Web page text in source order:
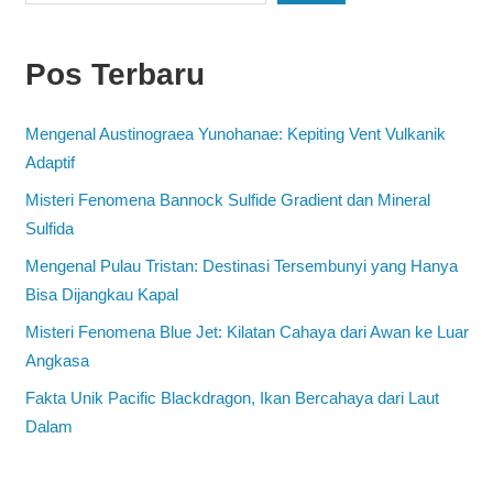
Pos Terbaru
Mengenal Austinograea Yunohanae: Kepiting Vent Vulkanik
Adaptif
Misteri Fenomena Bannock Sulfide Gradient dan Mineral
Sulfida
Mengenal Pulau Tristan: Destinasi Tersembunyi yang Hanya
Bisa Dijangkau Kapal
Misteri Fenomena Blue Jet: Kilatan Cahaya dari Awan ke Luar
Angkasa
Fakta Unik Pacific Blackdragon, Ikan Bercahaya dari Laut
Dalam